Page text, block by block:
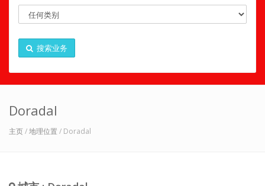
搜索业务
Doradal
主页/地理位置 / Doradal